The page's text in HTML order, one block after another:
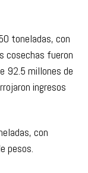
toneladas, con
cosechas fueron
92.5 millones de
ingresos
con
pesos.